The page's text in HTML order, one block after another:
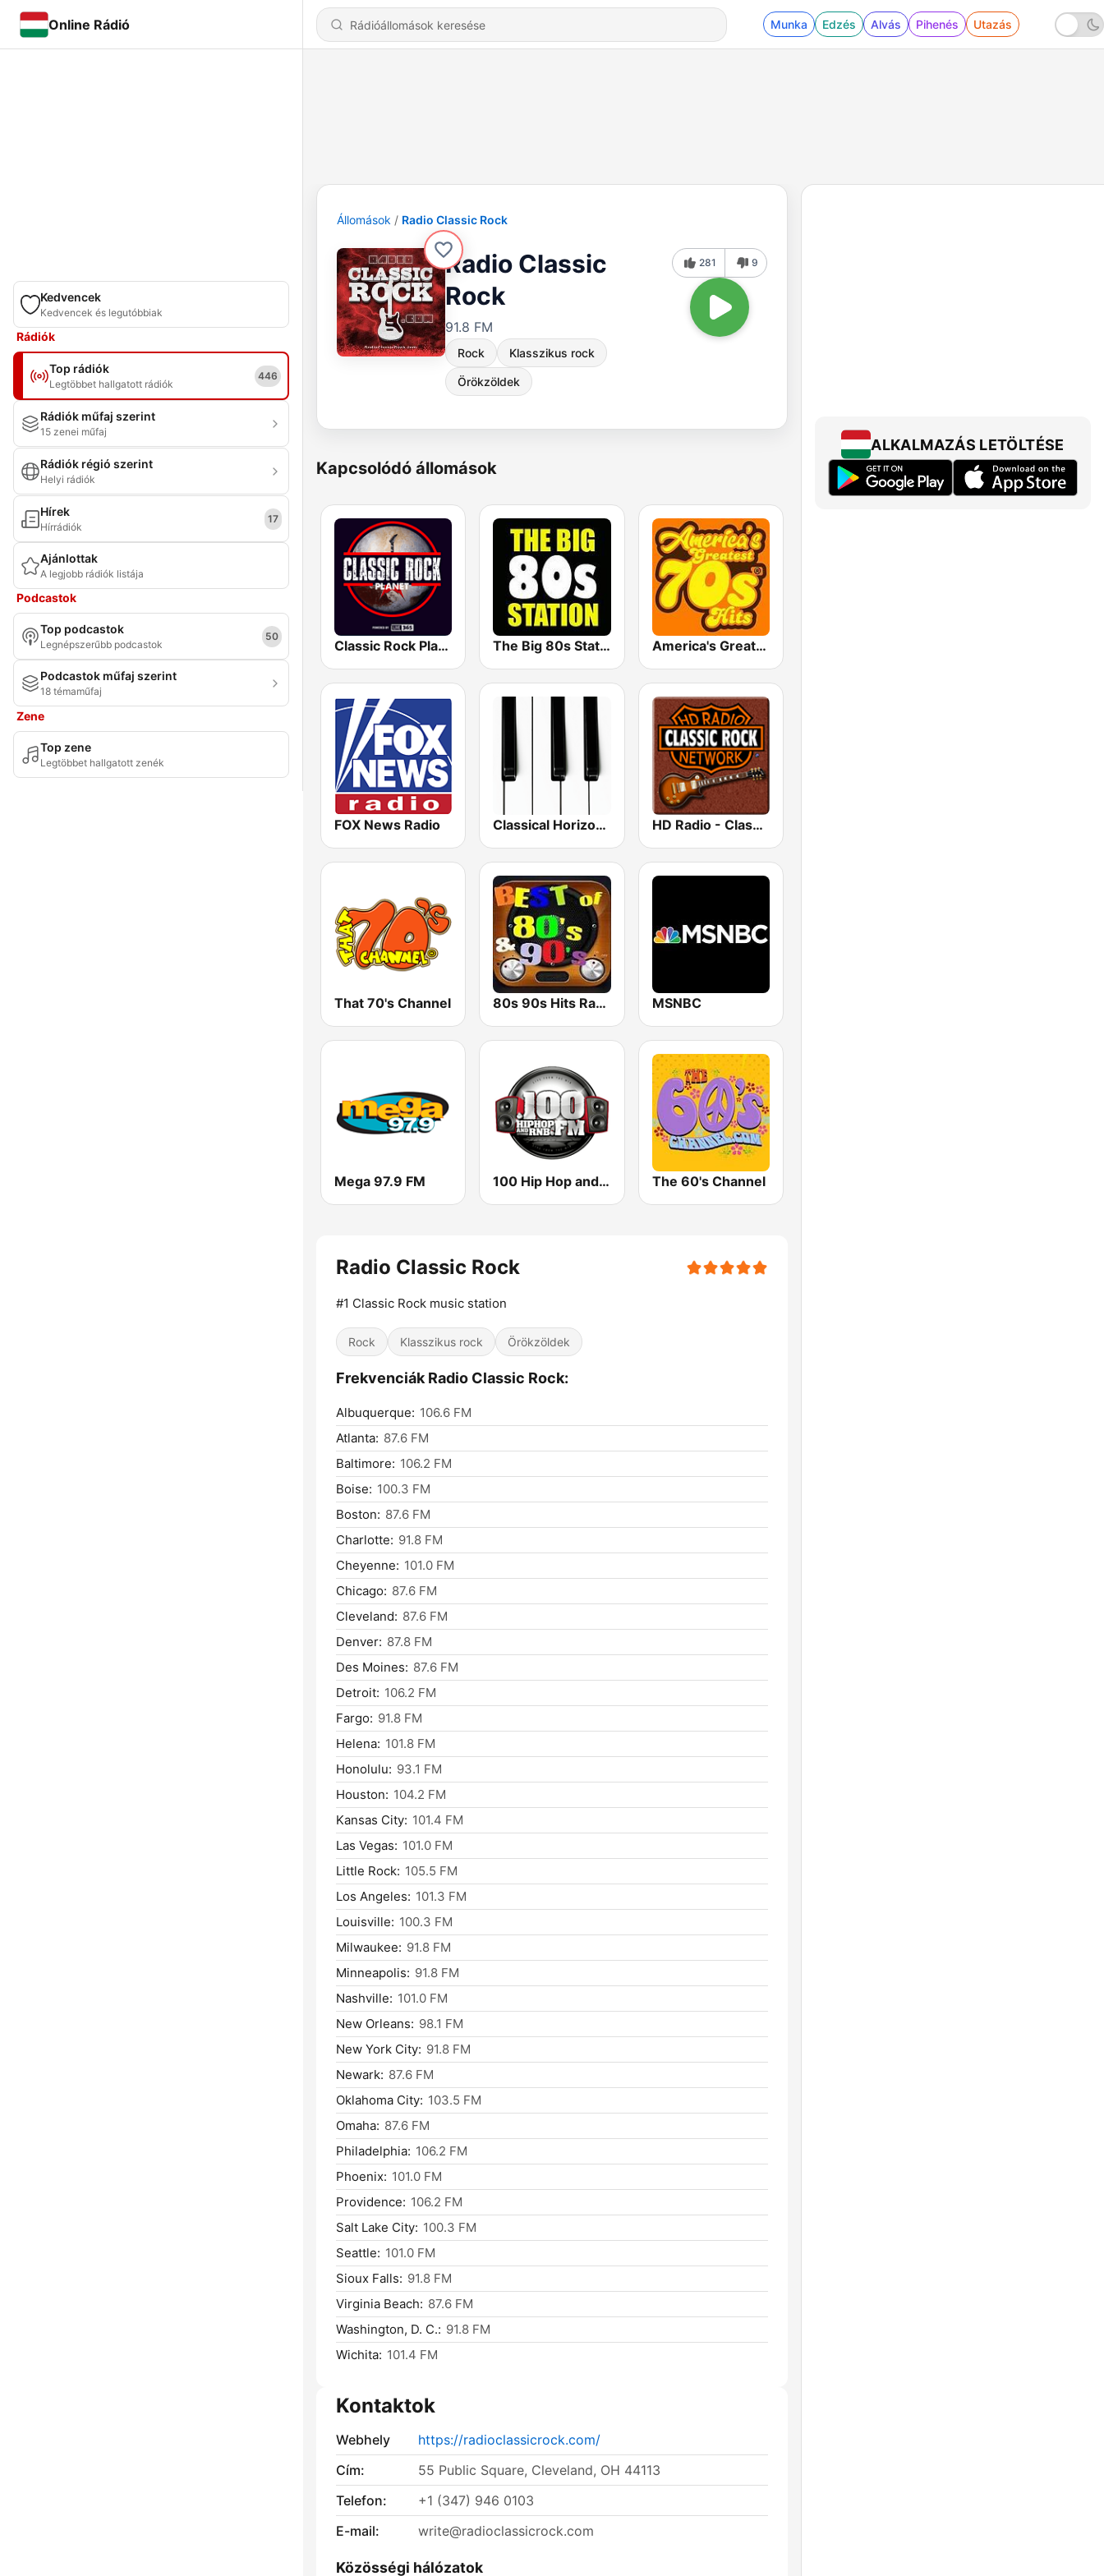
Online Rádió Munka Edzés Alvás Pihenés Utazás
Kedvencek
Kedvencek és legutóbbiak
Rádiók
Top rádiók
Legtöbbet hallgatott rádiók
446
Rádiók műfaj szerint
15 zenei műfaj
Rádiók régió szerint
Helyi rádiók
Hírek
Hírrádiók
17
Ajánlottak
A legjobb rádiók listája
Podcastok
Top podcastok
Legnépszerűbb podcastok
50
Podcastok műfaj szerint
18 témaműfaj
Zene
Top zene
Legtöbbet hallgatott zenék
Állomások Radio Classic Rock
Radio Classic
Rock
91.8 FM
Rock Klasszikus rock
Örökzöldek
281 9
Kapcsolódó állomások
Classic Rock Planet The Big 80s Station America's Greatest 70s Hits
FOX News Radio Classical Horizon Radio (International) HD Radio - Classic Rock
That 70's Channel 80s 90s Hits Radio MSNBC
Mega 97.9 FM 100 Hip Hop and RNB FM The 60's Channel
Radio Classic Rock
#1 Classic Rock music station
Rock Klasszikus rock Örökzöldek
Frekvenciák Radio Classic Rock:
Albuquerque: 106.6 FM
Atlanta: 87.6 FM
Baltimore: 106.2 FM
Boise: 100.3 FM
Boston: 87.6 FM
Charlotte: 91.8 FM
Cheyenne: 101.0 FM
Chicago: 87.6 FM
Cleveland: 87.6 FM
Denver: 87.8 FM
Des Moines: 87.6 FM
Detroit: 106.2 FM
Fargo: 91.8 FM
Helena: 101.8 FM
Honolulu: 93.1 FM
Houston: 104.2 FM
Kansas City: 101.4 FM
Las Vegas: 101.0 FM
Little Rock: 105.5 FM
Los Angeles: 101.3 FM
Louisville: 100.3 FM
Milwaukee: 91.8 FM
Minneapolis: 91.8 FM
Nashville: 101.0 FM
New Orleans: 98.1 FM
New York City: 91.8 FM
Newark: 87.6 FM
Oklahoma City: 103.5 FM
Omaha: 87.6 FM
Philadelphia: 106.2 FM
Phoenix: 101.0 FM
Providence: 106.2 FM
Salt Lake City: 100.3 FM
Seattle: 101.0 FM
Sioux Falls: 91.8 FM
Virginia Beach: 87.6 FM
Washington, D. C.: 91.8 FM
Wichita: 101.4 FM
Kontaktok
Webhely
https://radioclassicrock.com/
Cím:
55 Public Square, Cleveland, OH 44113
Telefon:
+1 (347) 946 0103
E-mail:
write@radioclassicrock.com
Közösségi hálózatok
ALKALMAZÁS LETÖLTÉSE